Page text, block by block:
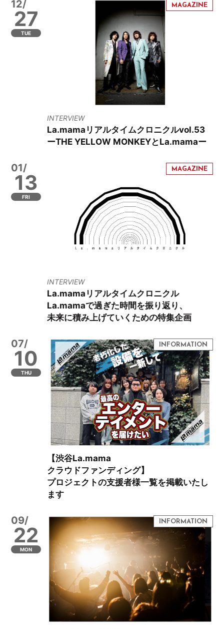
12/
27
TUE
INTERVIEW
La.mamaリアルタイムクロニクルvol.53
ーTHE YELLOW MONKEYとLa.mamaー
01/
13
FRI
INTERVIEW
La.mamaリアルタイムクロニクル
La.mamaで過ぎた時間を振り返り、
未来に積み上げていくための特集企画
07/
10
THU
【渋谷La.mama
クラウドファンディング】
プロジェクトの支援者様一覧を掲載いたし
ます
09/
22
MON